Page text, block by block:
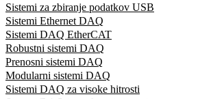
Sistemi za zbiranje podatkov USB
Sistemi Ethernet DAQ
Sistemi DAQ EtherCAT
Robustni sistemi DAQ
Prenosni sistemi DAQ
Modularni sistemi DAQ
Sistemi DAQ za visoke hitrosti